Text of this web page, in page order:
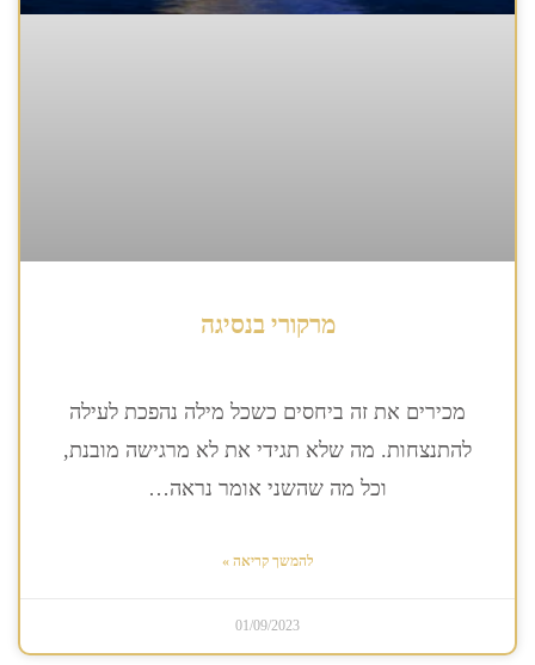
מרקורי בנסיגה
מכירים את זה ביחסים כשכל מילה נהפכת לעילה
להתנצחות. מה שלא תגידי את לא מרגישה מובנת,
וכל מה שהשני אומר נראה…
להמשך קריאה »
01/09/2023